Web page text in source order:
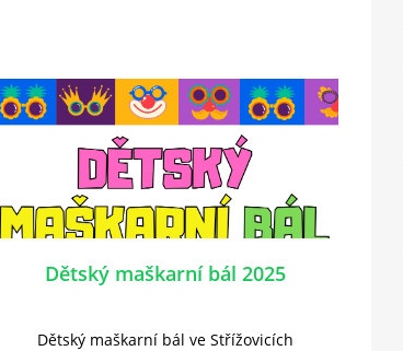
Dětský maškarní bál 2025
Dětský maškarní bál ve Střížovicích